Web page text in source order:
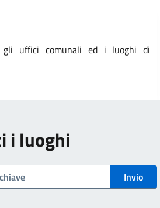
gli uffici comunali ed i luoghi di
i luoghi
Invio